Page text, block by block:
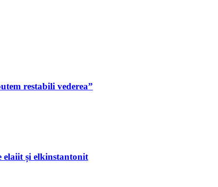
restabili vederea”
elaiit și elkinstantonit